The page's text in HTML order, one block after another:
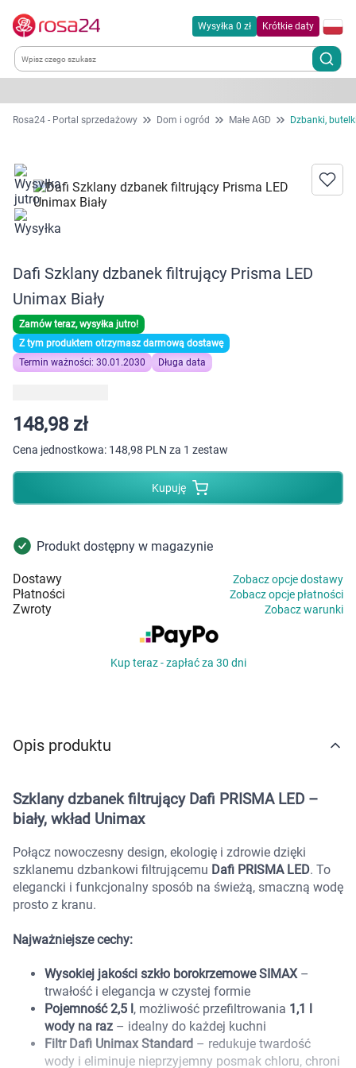
Korzystamy z plików cookies w celu
Wysyłka 0 zł Krótkie daty
Kategorie
Dla zwierząt
Dom i ogród
Zdrowie
Kobieta w ciąży i mama
Dziecko
Sprzęt medyczny
Rosa24 - Portal sprzedażowy Dom i ogród Małe AGD Dzbanki,
Dafi Szklany dzbanek filtrujący Prisma LED
Unimax Biały
Zamów teraz, wysyłka jutro!
Z tym produktem otrzymasz darmową dostawę
Termin ważności: 30.01.2030
Długa data
148,98 zł
Cena jednostkowa: 148,98 PLN za 1 zestaw
Kupuję
Produkt dostępny w magazynie
Dostawy Zobacz opcje dostawy
Płatności Zobacz opcje płatności
Zwroty Zobacz warunki
Kup teraz - zapłać za 30 dni
Opis produktu
Szklany dzbanek filtrujący Dafi PRISMA LED –
biały, wkład Unimax
Połącz nowoczesny design, ekologię i zdrowie dzięki
szklanemu dzbankowi filtrującemu Dafi PRISMA LED. To
elegancki i funkcjonalny sposób na świeżą, smaczną wodę
prosto z kranu.
Najważniejsze cechy:
Wysokiej jakości szkło borokrzemowe SIMAX–
trwałość i elegancja w czystej formie
Pojemność 2,5 l, możliwość przefiltrowania 1,1 l
wody na raz – idealny do każdej kuchni
Filtr Dafi Unimax Standard – redukuje twardość
wody i eliminuje nieprzyjemny posmak chloru, chroni